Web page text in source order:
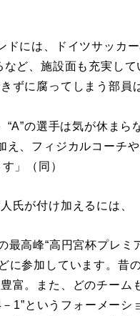
には、ドイツサッカ
ど、施設面も充実し
ずに腐ってしまう部員
“A”の選手は気が休ま
え、フィジカルコーチ
」（同）
氏が付け加えるには、
最高峰“高円宮杯プレミ
に参加しています。昔
富。また、どのチーム
1”というフォーメー